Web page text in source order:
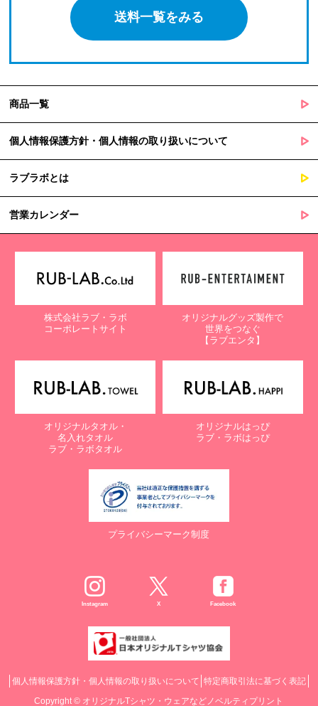
送料一覧をみる
商品一覧
個人情報保護方針・個人情報の取り扱いについて
ラブラボとは
営業カレンダー
株式会社ラブ・ラボ
コーポレートサイト
オリジナルグッズ製作で
世界をつなぐ
【ラブエンタ】
オリジナルタオル・
名入れタオル
ラブ・ラボタオル
オリジナルはっぴ
ラブ・ラボはっぴ
プライバシーマーク制度
Instagram X Facebook
個人情報保護方針・個人情報の取り扱いについて 特定商取引法に基づく表記
Copyright © オリジナルTシャツ・ウェアなどノベルティプリント